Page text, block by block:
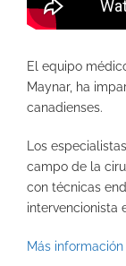
El equipo
Maynar, ha
canadienses.
Los
campo de la
con técnicas
intervencionista
Más información